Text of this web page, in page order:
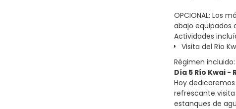
OPCIONAL: Los
abajo equipados
Actividades
Visita del Río
Régimen
Día 5 Río Kwai -
Hoy
refrescante
estanques de